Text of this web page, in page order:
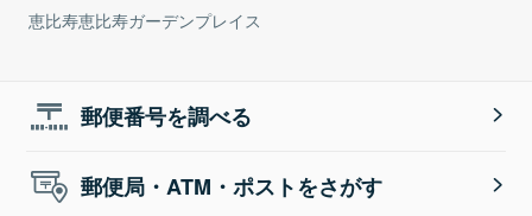
恵比寿恵比寿ガーデンプレイス
郵便番号を調べる
郵便局・ATM・ポストをさがす